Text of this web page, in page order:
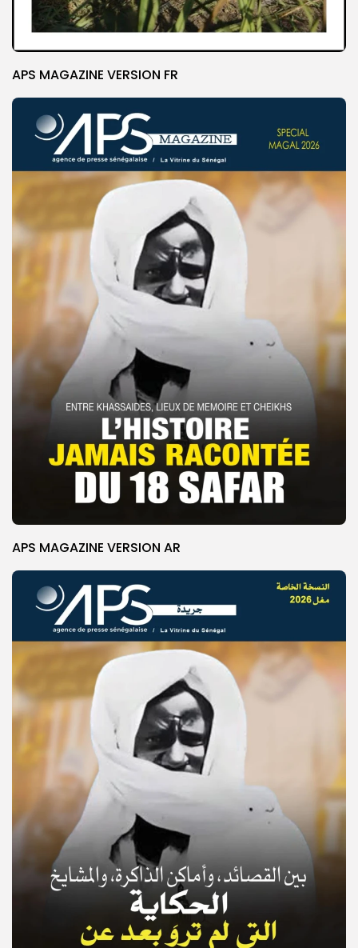
© Copyright 2025, APS
APS MAGAZINE VERSION FR
APS MAGAZINE VERSION AR